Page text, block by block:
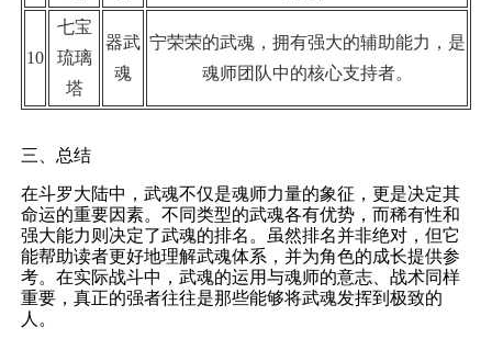
10
七宝
琉璃
塔
器武
魂
宁荣荣的武魂，拥有强大的辅助能力，是
魂师团队中的核心支持者。
三、总结
在斗罗大陆中，武魂不仅是魂师力量的象征，更是决定其
命运的重要因素。不同类型的武魂各有优势，而稀有性和
强大能力则决定了武魂的排名。虽然排名并非绝对，但它
能帮助读者更好地理解武魂体系，并为角色的成长提供参
考。在实际战斗中，武魂的运用与魂师的意志、战术同样
重要，真正的强者往往是那些能够将武魂发挥到极致的
人。